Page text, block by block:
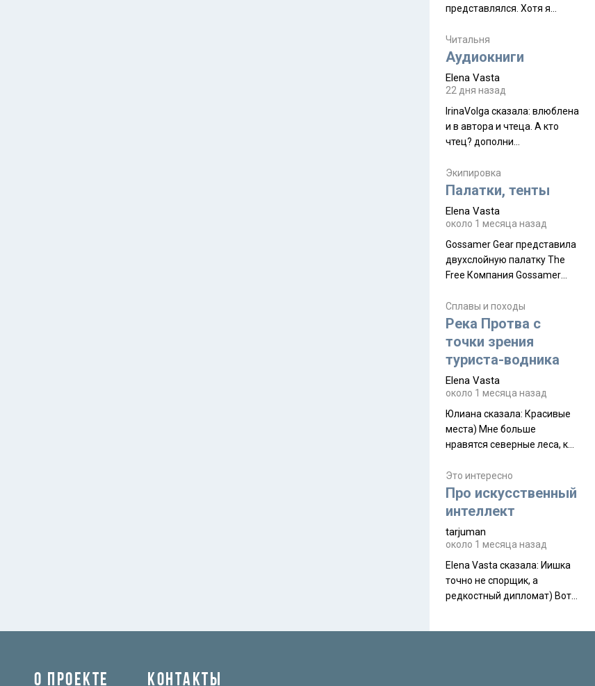
представлялся. Хотя я
краешек, но все же схватила
ауру штата, как-то он меня
природа, мягкие
такая как бы переходная
ступень между привычной
нам Индией и остальными
надеюсь увидеть.
Читальня
Аудиокниги
Elena Vasta
22 дня назад
IrinaVolga сказалa: влюблена
и в автора и чтеца. А кто
чтец? дополни
Экипировка
Палатки, тенты
Elena Vasta
около 1 месяца назад
Gossamer Gear представила
двухслойную палатку The
Free Компания Gossamer
туристическую палатку The
Free, которая стала первой
ультралегкой моделью в
ассортименте
производителя. Новинка
получила двухслойную
конструкцию с отдельным
внешним тентом и сетчатой
внутренней палаткой, а ее
комплектации составляет
около 845 г. Палатка весит
менее
Сплавы и походы
Река Протва с
точки зрения
туриста-водника
Elena Vasta
около 1 месяца назад
Юлиана сказалa: Красивые
места) Мне больше
нравятся северные леса, как
южной тайги
Это интересно
Про искусственный
интеллект
tarjuman
около 1 месяца назад
Elena Vasta сказалa: Иишка
точно не спорщик, а
редкостный дипломат) Вот,
О ПРОЕКТЕ КОНТАКТЫ